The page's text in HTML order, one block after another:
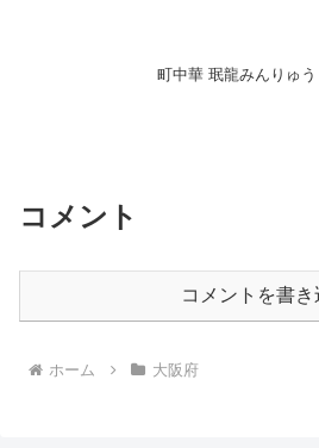
町中華 珉龍みんりゅう
コメント
コメントを書き
ホーム 大阪府